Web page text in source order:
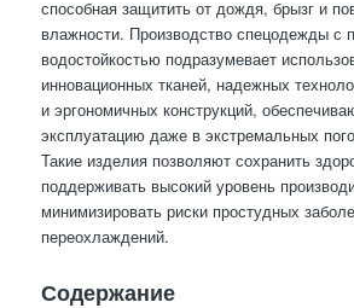
способная защитить от дождя, брызг и
влажности. Производство спецодежды с
водостойкостью подразумевает
инновационных тканей, надежных
и эргономичных конструкций,
эксплуатацию даже в экстремальных
Такие изделия позволяют сохранить
поддерживать высокий уровень
минимизировать риски простудных
переохлаждений.
Содержание